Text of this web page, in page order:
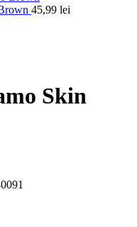
45,99 lei
Skin